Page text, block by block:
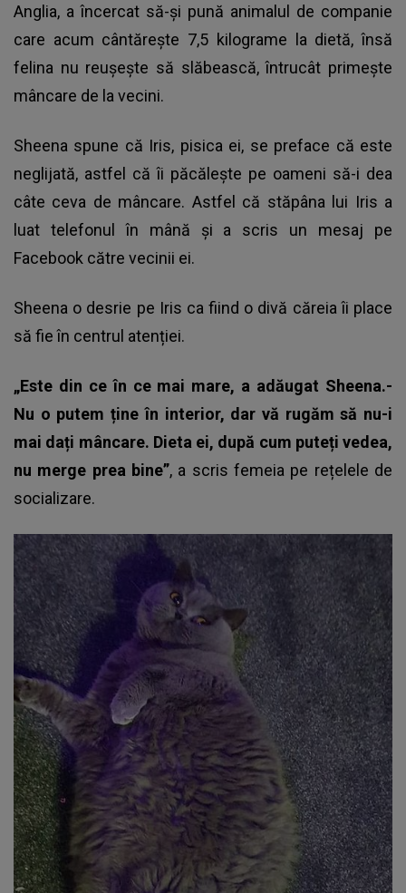
Anglia, a încercat să-și pună animalul de companie
care acum cântărește 7,5 kilograme la dietă, însă
felina nu reușește să slăbească, întrucât primește
mâncare de la vecini.
Sheena spune că Iris, pisica ei, se preface că este
neglijată, astfel că îi păcălește pe oameni să-i dea
câte ceva de mâncare. Astfel că stăpâna lui Iris a
luat telefonul în mână și a scris un mesaj pe
Facebook către vecinii ei.
Sheena o desrie pe Iris ca fiind o divă căreia îi place
să fie în centrul atenției.
„Este din ce în ce mai mare, a adăugat Sheena.-
Nu o putem ține în interior, dar vă rugăm să nu-i
mai dați mâncare. Dieta ei, după cum puteți vedea,
nu merge prea bine”, a scris femeia pe rețelele de
socializare.